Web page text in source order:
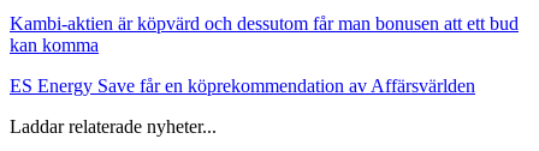
Kambi-aktien är köpvärd och dessutom får man bonusen att ett bud
kan komma
ES Energy Save får en köprekommendation av Affärsvärlden
Laddar relaterade nyheter...